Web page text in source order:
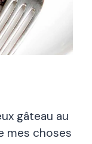
gâteau au
mes choses